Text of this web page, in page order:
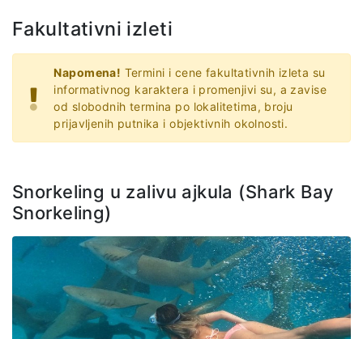
Fakultativni izleti
Napomena! Termini i cene fakultativnih izleta su
informativnog karaktera i promenjivi su, a zavise
od slobodnih termina po lokalitetima, broju
prijavljenih putnika i objektivnih okolnosti.
Snorkeling u zalivu ajkula (Shark Bay
Snorkeling)